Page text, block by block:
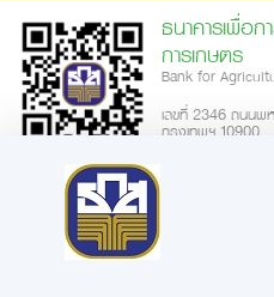
ธนาคารเพื่อ
การเกษตร
Bank for
เลขที่ 2346 ถนนพ
กรุงเทพฯ 10900
นโยบายเว็บไซต์|นโยบายการรักษาความมั่นคง
บุคคล|ประกาศความเป็นส่วนตัว